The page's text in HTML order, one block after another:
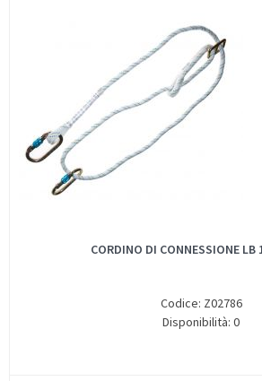
CORDINO DI CONNESSIONE LB
Codice: Z02786
Disponibilità: 0